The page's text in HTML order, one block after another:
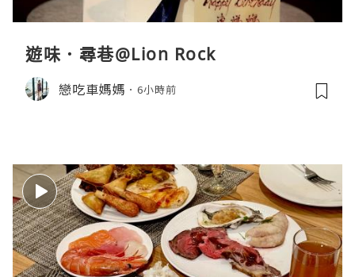
遊味．尋巷@Lion Rock
戀吃車媽媽 6小時前